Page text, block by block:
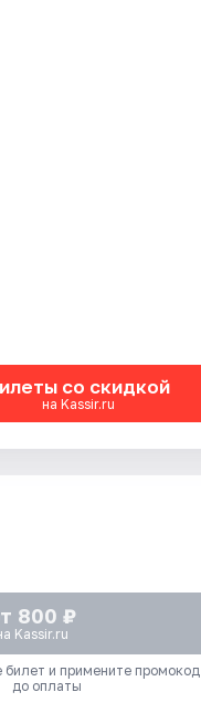
со скидкой
на Kassir.ru
800 ₽
Kassir.ru
билет и примените промокод
до оплаты